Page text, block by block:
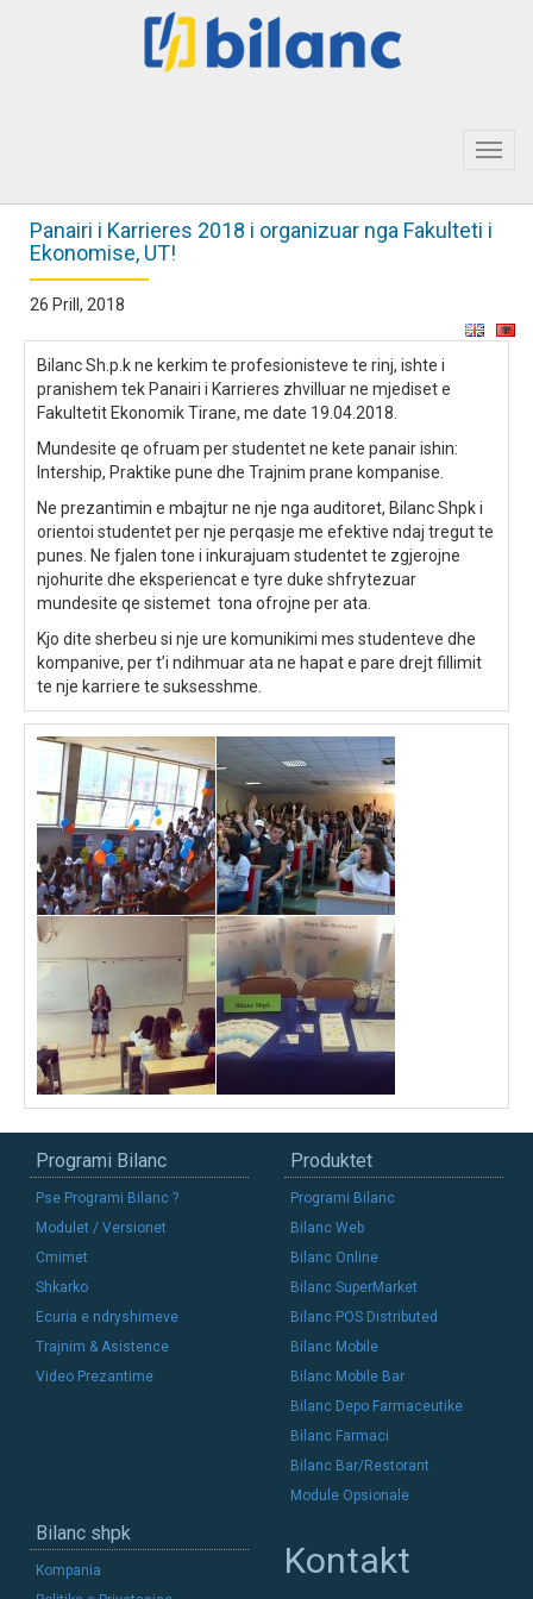
Panairi i Karrieres 2018 i organizuar nga Fakulteti i
Ekonomise, UT!
26 Prill, 2018
Bilanc Sh.p.k ne kerkim te profesionisteve te rinj, ishte i
pranishem tek Panairi i Karrieres zhvilluar ne mjediset e
Fakultetit Ekonomik Tirane, me date 19.04.2018.
Mundesite qe ofruam per studentet ne kete panair ishin:
Intership, Praktike pune dhe Trajnim prane kompanise.
Ne prezantimin e mbajtur ne nje nga auditoret, Bilanc Shpk i
orientoi studentet per nje perqasje me efektive ndaj tregut te
punes. Ne fjalen tone i inkurajuam studentet te zgjerojne
njohurite dhe eksperiencat e tyre duke shfrytezuar
mundesite qe sistemet tona ofrojne per ata.
Kjo dite sherbeu si nje ure komunikimi mes studenteve dhe
kompanive, per t’i ndihmuar ata ne hapat e pare drejt fillimit
te nje karriere te suksesshme.
Programi Bilanc
Pse Programi Bilanc ?
Modulet / Versionet
Cmimet
Shkarko
Ecuria e ndryshimeve
Trajnim & Asistence
Video Prezantime
Produktet
Programi Bilanc
Bilanc Web
Bilanc Online
Bilanc SuperMarket
Bilanc POS Distributed
Bilanc Mobile
Bilanc Mobile Bar
Bilanc Depo Farmaceutike
Bilanc Farmaci
Bilanc Bar/Restorant
Module Opsionale
Bilanc shpk
Kompania
Kontakt